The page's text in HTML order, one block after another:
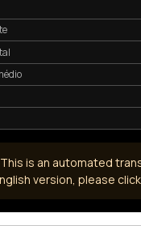
This is an automated
version, please click